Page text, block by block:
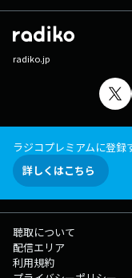
radiko.jp
ラジコプレミアムに登
詳しくはこちら
聴取について
配信エリア
利用規約